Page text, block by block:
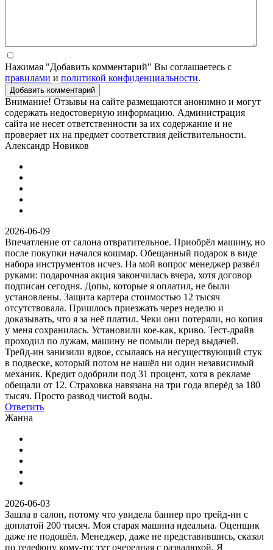
Нажимая "Добавить комментарий" Вы соглашаетесь с
правилами и политикой конфиденциальности.
Добавить комментарий
Внимание! Отзывы на сайте размещаются анонимно и могут
содержать недостоверную информацию. Администрация
сайта не несет ответственности за их содержание и не
проверяет их на предмет соответствия действительности.
Александр Новиков
2026-06-09
Впечатление от салона отвратительное. Приобрёл машину, но
после покупки начался кошмар. Обещанный подарок в виде
набора инструментов исчез. На мой вопрос менеджер развёл
руками: подарочная акция закончилась вчера, хотя договор
подписан сегодня. Допы, которые я оплатил, не были
установлены. Защита картера стоимостью 12 тысяч
отсутствовала. Пришлось приезжать через неделю и
доказывать, что я за неё платил. Чеки они потеряли, но копия
у меня сохранилась. Установили кое-как, криво. Тест-драйв
проходил по лужам, машину не помыли перед выдачей.
Трейд-ин занизили вдвое, ссылаясь на несуществующий стук
в подвеске, который потом не нашёл ни один независимый
механик. Кредит одобрили под 31 процент, хотя в рекламе
обещали от 12. Страховка навязана на три года вперёд за 180
тысяч. Просто развод чистой воды.
Ответить
Жанна
2026-06-03
Зашла в салон, потому что увидела баннер про трейд-ин с
доплатой 200 тысяч. Моя старая машина идеальна. Оценщик
даже не подошёл. Менеджер, даже не представившись, сказал
по телефону кому-то: тут очередная с развалюхой. Я